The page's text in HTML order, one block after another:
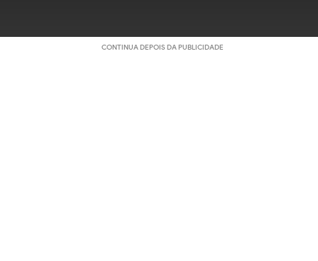
CONTINUA DEPOIS DA PUBLICIDADE